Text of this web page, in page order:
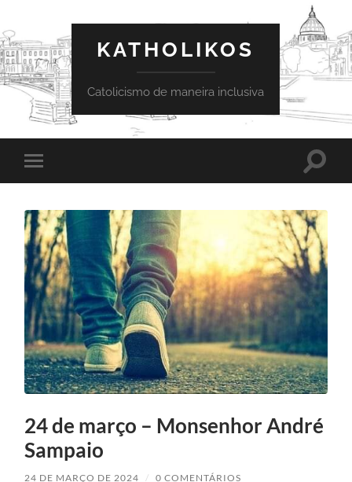
KATHOLIKOS
Catolicismo de maneira inclusiva
Toggle
mobile
Toggle
24 de março – Monsenhor André
Sampaio
24 DE MARÇO DE 2024 / 0 COMENTÁRIOS